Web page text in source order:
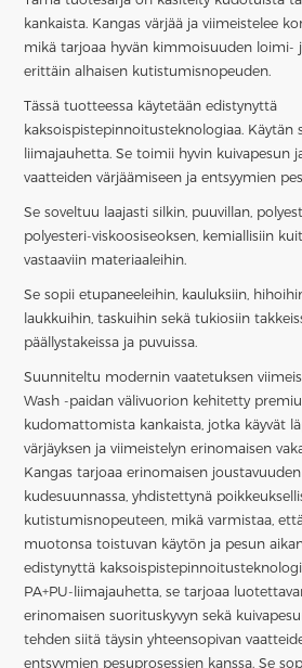
kankaista. Kangas värjää ja viimeistelee
mikä tarjoaa hyvän kimmoisuuden loimi-
erittäin alhaisen kutistumisnopeuden.
Tässä tuotteessa käytetään edistynyttä
kaksoispistepinnoitusteknologiaa. Käytän
liimajauhetta. Se toimii hyvin kuivapesun
vaatteiden värjäämiseen ja entsyymien
Se soveltuu laajasti silkin, puuvillan,
polyesteri-viskoosiseoksen, kemiallisiin
vastaaviin materiaaleihin.
Se sopii etupaneeleihin, kauluksiin,
laukkuihin, taskuihin sekä tukiosiin
päällystakeissa ja puvuissa.
Suunniteltu modernin vaatetuksen
Wash -paidan välivuorion kehitetty
kudomattomista kankaista, jotka käyvät
värjäyksen ja viimeistelyn erinomaisen
Kangas tarjoaa erinomaisen
kudesuunnassa, yhdistettynä
kutistumisnopeuteen, mikä varmistaa,
muotonsa toistuvan käytön ja pesun
edistynyttä
PA+PU-liimajauhetta, se tarjoaa
erinomaisen suorituskyvyn sekä
tehden siitä täysin yhteensopivan
entsyymien pesuprosessien kanssa. Se